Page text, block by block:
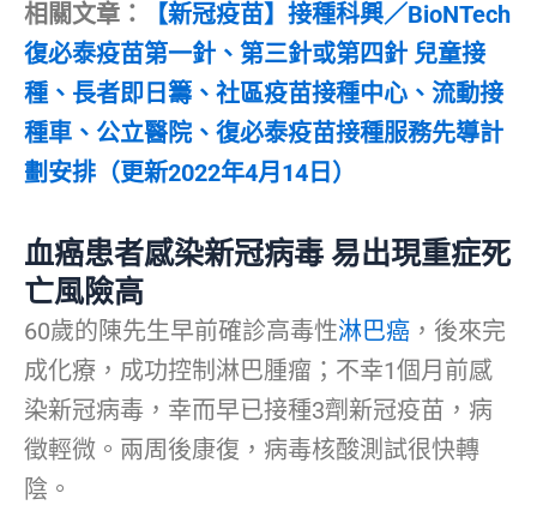
相關文章：
【新冠疫苗】接種科興／BioNTech
復必泰疫苗第一針、第三針或第四針 兒童接
種、長者即日籌、社區疫苗接種中心、流動接
種車、公立醫院、復必泰疫苗接種服務先導計
劃安排（更新2022年4月14日）
血癌患者感染新冠病毒 易出現重症死
亡風險高
60歲的陳先生早前確診高毒性淋巴癌 ，後來完
成化療，成功控制淋巴腫瘤；不幸1個月前感
染新冠病毒，幸而早已接種3劑新冠疫苗，病
徵輕微。兩周後康復，病毒核酸測試很快轉
陰。